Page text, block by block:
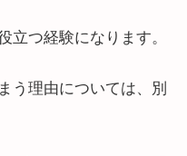
立つ経験になります。
う理由については、別